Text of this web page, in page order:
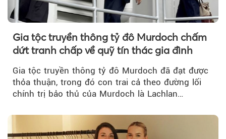
Gia tộc truyền thông tỷ đô Murdoch chấm
dứt tranh chấp về quỹ tín thác gia đình
Gia tộc truyền thông tỷ đô Murdoch đã đạt được
thỏa thuận, trong đó con trai cả theo đường lối
chính trị bảo thủ của Murdoch là Lachlan